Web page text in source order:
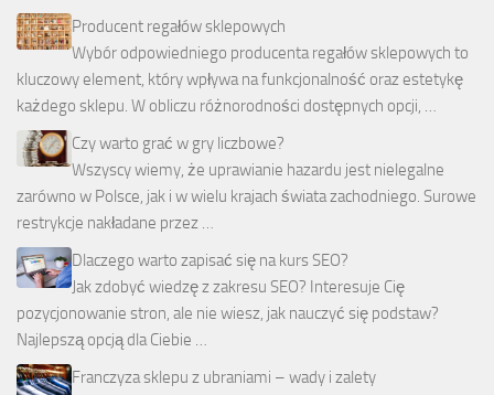
Producent regałów sklepowych
Wybór odpowiedniego producenta regałów sklepowych to
kluczowy element, który wpływa na funkcjonalność oraz estetykę
każdego sklepu. W obliczu różnorodności dostępnych opcji, …
Czy warto grać w gry liczbowe?
Wszyscy wiemy, że uprawianie hazardu jest nielegalne
zarówno w Polsce, jak i w wielu krajach świata zachodniego. Surowe
restrykcje nakładane przez …
Dlaczego warto zapisać się na kurs SEO?
Jak zdobyć wiedzę z zakresu SEO? Interesuje Cię
pozycjonowanie stron, ale nie wiesz, jak nauczyć się podstaw?
Najlepszą opcją dla Ciebie …
Franczyza sklepu z ubraniami – wady i zalety